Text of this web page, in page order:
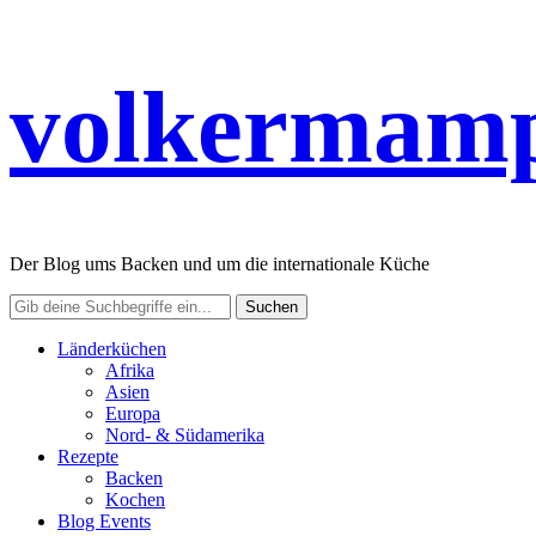
Der Blog ums Backen und um die internationale Küche
Länderküchen
Afrika
Asien
Europa
Nord- & Südamerika
Rezepte
Backen
Kochen
Blog Events